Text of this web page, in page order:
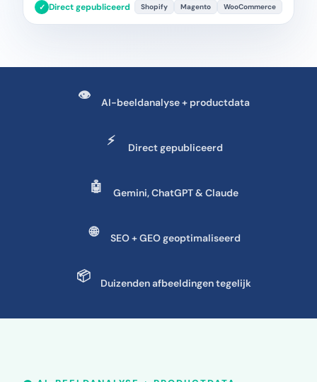
✓ Direct gepubliceerd Shopify Magento WooCommerce
👁 AI-beeldanalyse + productdata
⚡ Direct gepubliceerd
🤖 Gemini, ChatGPT & Claude
🌐 SEO + GEO geoptimaliseerd
📦 Duizenden afbeeldingen tegelijk